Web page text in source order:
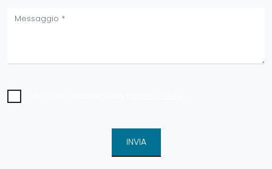
INVIA